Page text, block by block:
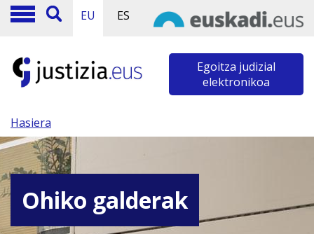
EU ES
Egoitza judizial
elektronikoa
Hasiera
Ohiko galderak